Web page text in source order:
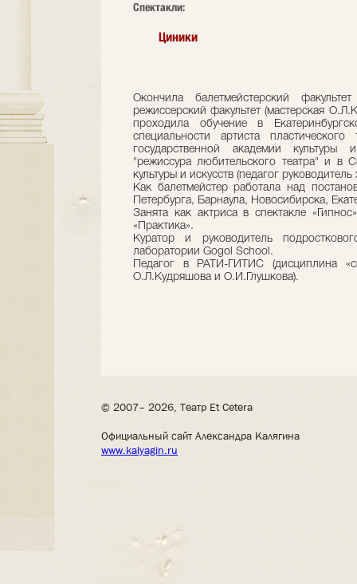
Cпектакли:
Циники
Окончила балетмейстерский
режиссерский факультет (мастерская
проходила обучение в
специальности артиста
государственной академии культуры
"режиссура любительского театра" и в
культуры и искусств (педагог
Как балетмейстер работала над
Петербурга, Барнаула, Новосибирска,
Занята как актриса в спектакле
«Практика».
Куратор и руководитель
лаборатории Gogol School.
Педагог в РАТИ-ГИТИС (дисциплина
О.Л.Кудряшова и О.И.Глушкова).
© 2007– 2026, Театр Et Cetera
Официальный сайт Александра Калягина
www.kalyagin.ru